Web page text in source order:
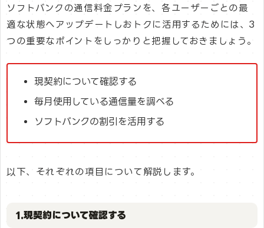
ソフトバンクの通信料金プランを、各ユーザーごとの最
適な状態へアップデートしおトクに活用するためには、3
つの重要なポイントをしっかりと把握しておきましょう。
現契約について確認する
毎月使用している通信量を調べる
ソフトバンクの割引を活用する
以下、それぞれの項目について解説します。
1.現契約について確認する